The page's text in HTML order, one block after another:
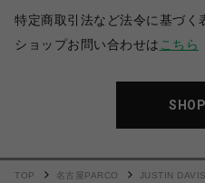
特定商取引法など法令に基づく
ショップお問い合わせは こちら
TOP 名古屋PARCO JUSTIN DAVIS